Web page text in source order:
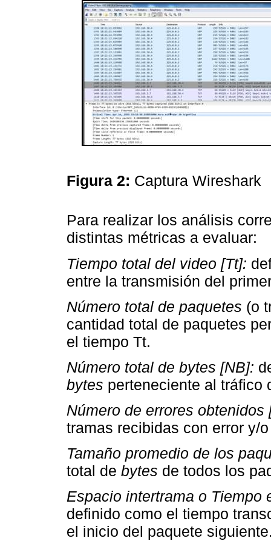
Figura 2: Captura Wireshark
Para realizar los análisis
distintas métricas a evaluar:
Tiempo total del video [Tt]:
entre la transmisión del
Número total de paquetes (o
cantidad total de paquetes
el tiempo Tt.
Número total de bytes [NB]:
bytes perteneciente al tráfico
Número de errores obtenidos
tramas recibidas con error y/
Tamaño promedio de los
total de bytes de todos los
Espacio intertrama o Tiempo
definido como el tiempo
el inicio del paquete